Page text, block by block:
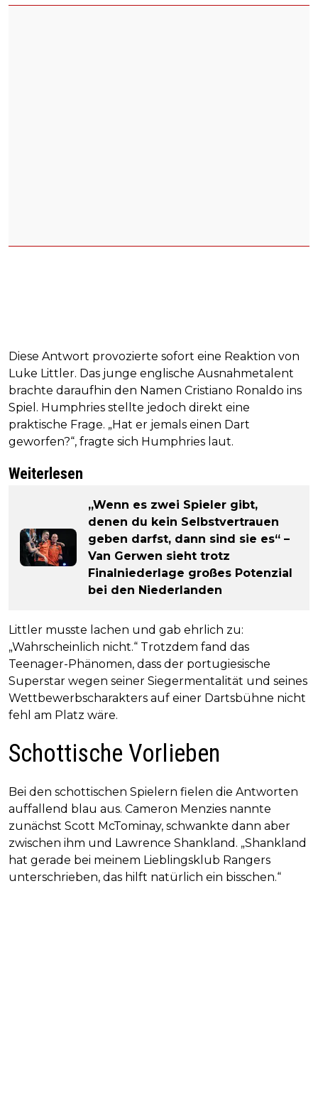
Diese Antwort provozierte sofort eine Reaktion von
Luke Littler. Das junge englische Ausnahmetalent
brachte daraufhin den Namen Cristiano Ronaldo ins
Spiel. Humphries stellte jedoch direkt eine
praktische Frage. „Hat er jemals einen Dart
geworfen?“, fragte sich Humphries laut.
Weiterlesen
„Wenn es zwei Spieler gibt,
denen du kein Selbstvertrauen
geben darfst, dann sind sie es“ –
Van Gerwen sieht trotz
Finalniederlage großes Potenzial
bei den Niederlanden
Littler musste lachen und gab ehrlich zu:
„Wahrscheinlich nicht.“ Trotzdem fand das
Teenager-Phänomen, dass der portugiesische
Superstar wegen seiner Siegermentalität und seines
Wettbewerbscharakters auf einer Dartsbühne nicht
fehl am Platz wäre.
Schottische Vorlieben
Bei den schottischen Spielern fielen die Antworten
auffallend blau aus. Cameron Menzies nannte
zunächst Scott McTominay, schwankte dann aber
zwischen ihm und Lawrence Shankland. „Shankland
hat gerade bei meinem Lieblingsklub Rangers
unterschrieben, das hilft natürlich ein bisschen.“